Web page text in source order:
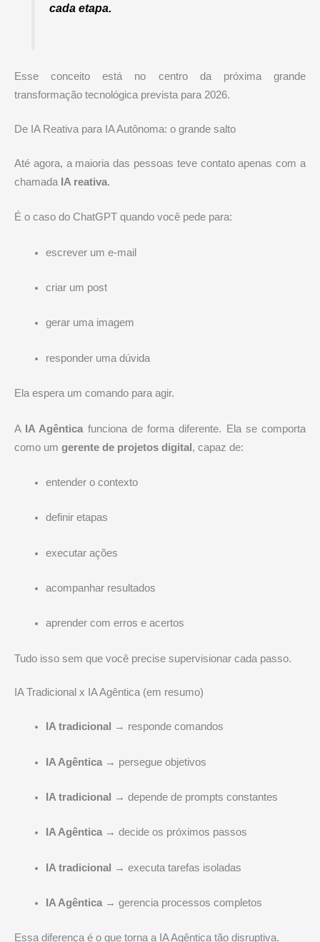
cada etapa.
Esse conceito está no centro da próxima grande
transformação tecnológica prevista para 2026.
De IA Reativa para IA Autônoma: o grande salto
Até agora, a maioria das pessoas teve contato apenas com a
chamada IA reativa.
É o caso do ChatGPT quando você pede para:
escrever um e-mail
criar um post
gerar uma imagem
responder uma dúvida
Ela espera um comando para agir.
A IA Agêntica funciona de forma diferente. Ela se comporta
como um gerente de projetos digital, capaz de:
entender o contexto
definir etapas
executar ações
acompanhar resultados
aprender com erros e acertos
Tudo isso sem que você precise supervisionar cada passo.
IA Tradicional x IA Agêntica (em resumo)
IA tradicional → responde comandos
IA Agêntica→ persegue objetivos
IA tradicional → depende de prompts constantes
IA Agêntica→ decide os próximos passos
IA tradicional → executa tarefas isoladas
IA Agêntica→ gerencia processos completos
Essa diferença é o que torna a IA Agêntica tão disruptiva.